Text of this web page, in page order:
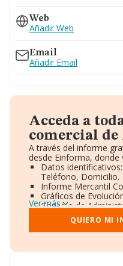
Web
Añadir Web
Email
Añadir Email
Acceda a
comercial de
A través del informe
desde Einforma, donde
Datos
Teléfono, Domicilio.
Informe Mercantil
Gráficos de
Consejo de
Directivos y
Accionistas.
Participaciones y
Información oficial y
Ver más
QUIERO MI